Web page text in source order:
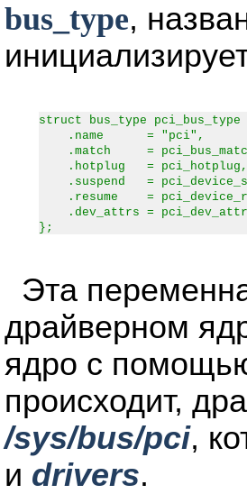
bus_type,
struct bus_type pci_bus_type
.name = "pci",
.match =
.hotplug = pci_hotplug,
.suspend =
.resume =
.dev_attrs =
};
Эта
драйверном
ядро с
происходит,
/sys/bus/pci,
и drivers.